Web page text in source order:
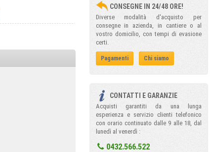
CONSEGNE IN 24/48 ORE!
Diverse modalità d'acquisto per
consegne in azienda, in cantiere o al
vostro domicilio, con tempi di evasione
certi.
Pagamenti Chi siamo
CONTATTI E GARANZIE
Acquisti garantiti da una lunga
esperienza e servizio clienti telefonico
con orario continuato dalle 9 alle 18, dal
lunedì al venerdì :
0432.566.522